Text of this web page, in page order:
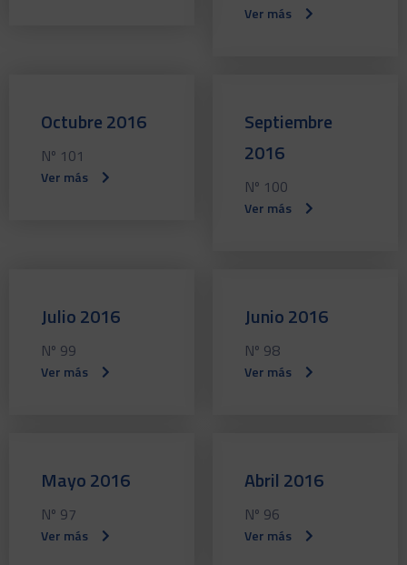
Ver más
Octubre 2016
Nº 101
Ver más
Septiembre
2016
Nº 100
Ver más
Julio 2016
Nº 99
Ver más
Junio 2016
Nº 98
Ver más
Mayo 2016
Nº 97
Ver más
Abril 2016
Nº 96
Ver más